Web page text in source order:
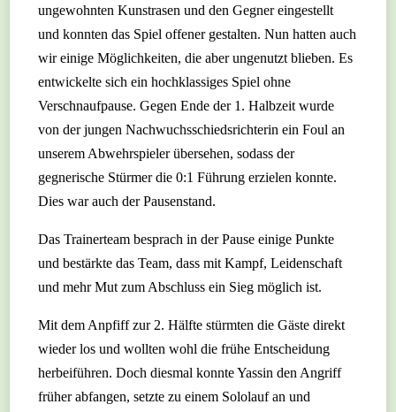
ungewohnten Kunstrasen und den Gegner eingestellt
und konnten das Spiel offener gestalten. Nun hatten auch
wir einige Möglichkeiten, die aber ungenutzt blieben. Es
entwickelte sich ein hochklassiges Spiel ohne
Verschnaufpause. Gegen Ende der 1. Halbzeit wurde
von der jungen Nachwuchsschiedsrichterin ein Foul an
unserem Abwehrspieler übersehen, sodass der
gegnerische Stürmer die 0:1 Führung erzielen konnte.
Dies war auch der Pausenstand.
Das Trainerteam besprach in der Pause einige Punkte
und bestärkte das Team, dass mit Kampf, Leidenschaft
und mehr Mut zum Abschluss ein Sieg möglich ist.
Mit dem Anpfiff zur 2. Hälfte stürmten die Gäste direkt
wieder los und wollten wohl die frühe Entscheidung
herbeiführen. Doch diesmal konnte Yassin den Angriff
früher abfangen, setzte zu einem Sololauf an und